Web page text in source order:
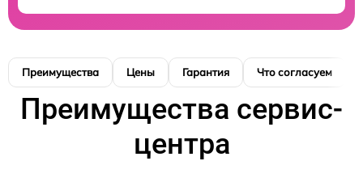
Преимущества Цены Гарантия Что согласуем
Преимущества сервис-
центра